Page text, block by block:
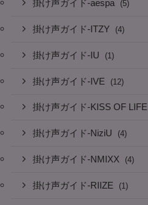
掛け声ガイド-aespa (5)
掛け声ガイド-ITZY (4)
掛け声ガイド-IU (1)
掛け声ガイド-IVE (12)
掛け声ガイド-KISS OF LIFE
掛け声ガイド-NiziU (4)
掛け声ガイド-NMIXX (4)
掛け声ガイド-RIIZE (1)